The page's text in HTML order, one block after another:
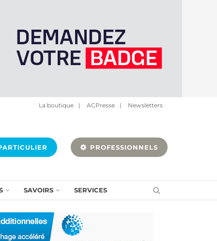
La boutique | ACPresse | Newsletters
PROFESSIONNELS
SAVOIRS SERVICES